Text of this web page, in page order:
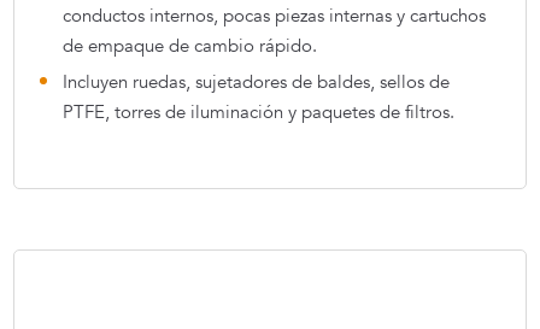
conductos internos, pocas piezas internas y cartuchos
de empaque de cambio rápido.
Incluyen ruedas, sujetadores de baldes, sellos de
PTFE, torres de iluminación y paquetes de filtros.